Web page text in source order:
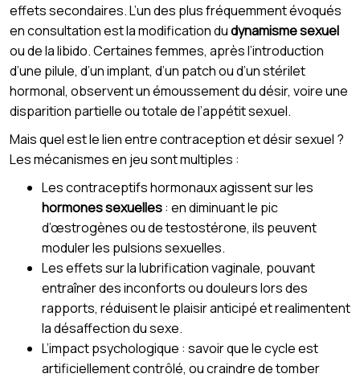
effets secondaires. L’un des plus fréquemment évoqués
en consultation est la modification dudynamisme sexuel
ou de la libido. Certaines femmes, après l’introduction
d’une pilule, d’un implant, d’un patch ou d’un stérilet
hormonal, observent un émoussement du désir, voire une
disparition partielle ou totale de l’appétit sexuel.
Mais quel est le lien entre contraception et désir sexuel ?
Les mécanismes en jeu sont multiples :
Les contraceptifs hormonaux agissent sur les
hormones sexuelles: en diminuant le pic
d’œstrogènes ou de testostérone, ils peuvent
moduler les pulsions sexuelles.
Les effets sur la lubrification vaginale, pouvant
entraîner des inconforts ou douleurs lors des
rapports, réduisent le plaisir anticipé et realimentent
la désaffection du sexe.
L’impact psychologique : savoir que le cycle est
artificiellement contrôlé, ou craindre de tomber